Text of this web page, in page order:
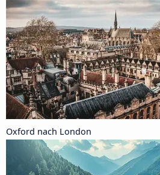
Oxford nach London